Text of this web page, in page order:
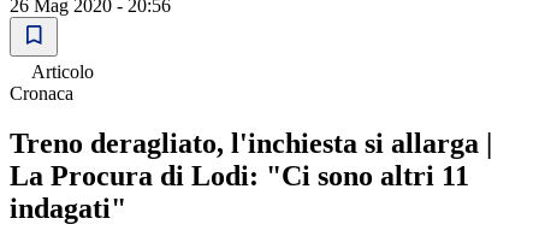
26 Mag 2020 - 20:56
Articolo
Cronaca
Treno deragliato, l'inchiesta si allarga |
La Procura di Lodi: "Ci sono altri 11
indagati"